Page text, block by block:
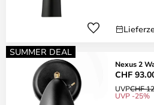
SUMMER DEAL
Nexus 2
CHF
UVPCHF
UVP -25%